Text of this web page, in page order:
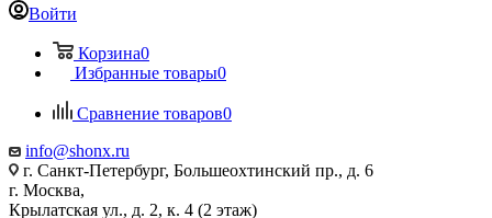
Войти
Корзина0
Избранные товары0
Сравнение товаров0
info@shonx.ru
г. Санкт-Петербург, Большеохтинский пр., д. 6
г. Москва,
Крылатская ул., д. 2, к. 4 (2 этаж)